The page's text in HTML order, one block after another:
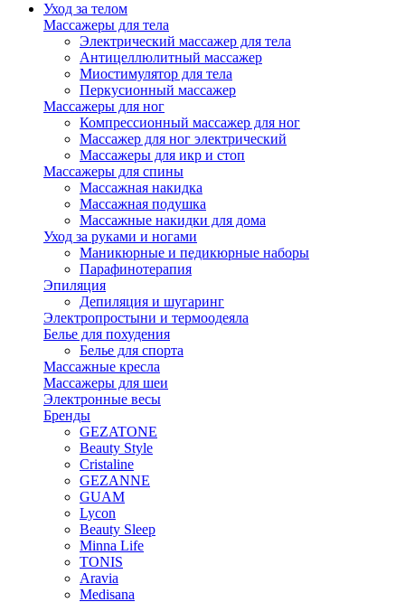
Уход за телом
Массажеры для тела
Электрический массажер для тела
Антицеллюлитный массажер
Миостимулятор для тела
Перкусионный массажер
Массажеры для ног
Компрессионный массажер для ног
Массажер для ног электрический
Массажеры для икр и стоп
Массажеры для спины
Массажная накидка
Массажная подушка
Массажные накидки для дома
Уход за руками и ногами
Маникюрные и педикюрные наборы
Парафинотерапия
Эпиляция
Депиляция и шугаринг
Электропростыни и термоодеяла
Белье для похудения
Белье для спорта
Массажные кресла
Массажеры для шеи
Электронные весы
Бренды
GEZATONE
Beauty Style
Cristaline
GEZANNE
GUAM
Lycon
Beauty Sleep
Minna Life
TONIS
Aravia
Medisana